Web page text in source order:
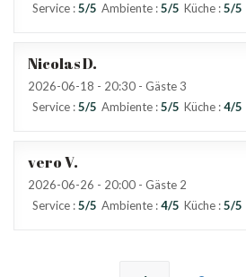
Service :5/5 Ambiente :5/5 Küche :5/5
NicolasD
2026-06-18 - 20:30 - Gäste 3
Service :5/5 Ambiente :5/5 Küche :4/5
veroV
2026-06-26 - 20:00 - Gäste 2
Service :5/5 Ambiente :4/5 Küche :5/5